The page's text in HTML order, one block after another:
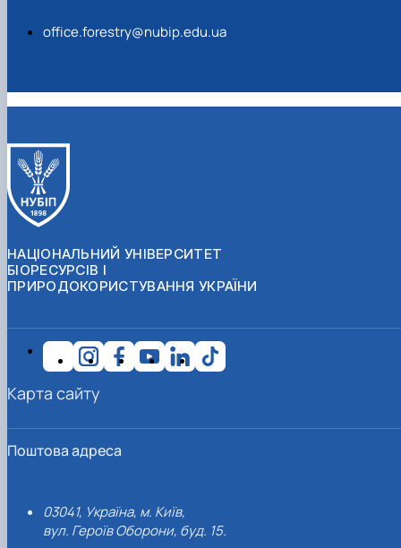
office.forestry@nubip.edu.ua
НАЦІОНАЛЬНИЙ УНІВЕРСИТЕТ
БІОРЕСУРСІВ І
ПРИРОДОКОРИСТУВАННЯ УКРАЇНИ
Поштова адреса
03041, Україна, м. Київ,
вул. Героїв Оборони, буд. 15.
Карта сайту